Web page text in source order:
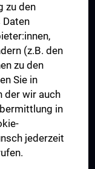
zu den
Daten
(z.B. den
zu den
Sie in
der wir auch
in
jederzeit